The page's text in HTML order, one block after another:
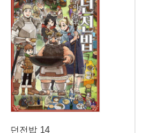
던전밥 14